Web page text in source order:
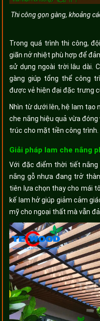
Thi công gọn gàng, khoảng
Trong quá trình thi công,
giãn nở nhiệt phù hợp để
sử dụng ngoài trời lâu dài.
gàng giúp tổng thể công
được vẻ hiện đại đặc trưng
Nhìn từ dưới lên, hệ lam tạo
che nắng hiệu quả vừa
trúc cho mặt tiền công trình.
Giải pháp lam che nắng
Với đặc điểm thời tiết nắng
nắng gỗ nhựa đang trở
tiên lựa chọn thay cho mái
kế lam hở giúp giảm cảm
mỹ cho ngoại thất mà vẫn